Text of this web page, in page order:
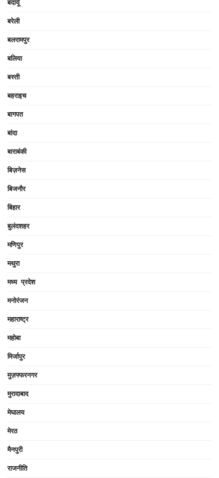
बदायूँ
बरेली
बलरामपुर
बलिया
बस्ती
बहराइच
बागपत
बांदा
बाराबंकी
बिज़नेस
बिजनौर
बिहार
बुलंदशहर
मणिपुर
मथुरा
मध्य प्रदेश
मनोरंजन
महाराष्ट्र
महोबा
मिर्जापुर
मुज़फ्फरनगर
मुरादाबाद
मेघालय
मेरठ
मैनपुरी
राजनीति